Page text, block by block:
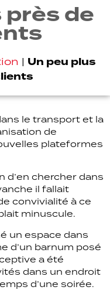
près de
| Un peu plus
le transport et la
de
plateformes
d’en chercher dans
il fallait
convivialité à ce
minuscule.
un espace dans
d’un barnum posé
a été
dans un endroit
d’une soirée.